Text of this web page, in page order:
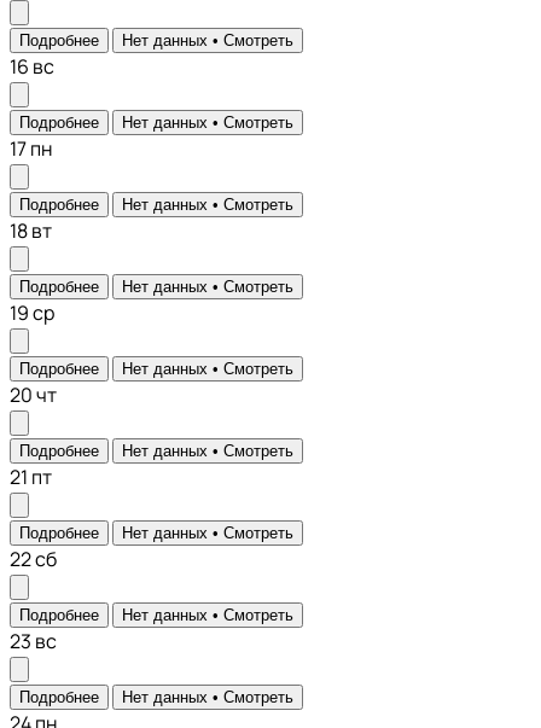
Подробнее Нет данных • Смотреть
16 вс
Подробнее Нет данных • Смотреть
17пн
Подробнее Нет данных • Смотреть
18вт
Подробнее Нет данных • Смотреть
19ср
Подробнее Нет данных • Смотреть
20чт
Подробнее Нет данных • Смотреть
21 пт
Подробнее Нет данных • Смотреть
22сб
Подробнее Нет данных • Смотреть
23 вс
Подробнее Нет данных • Смотреть